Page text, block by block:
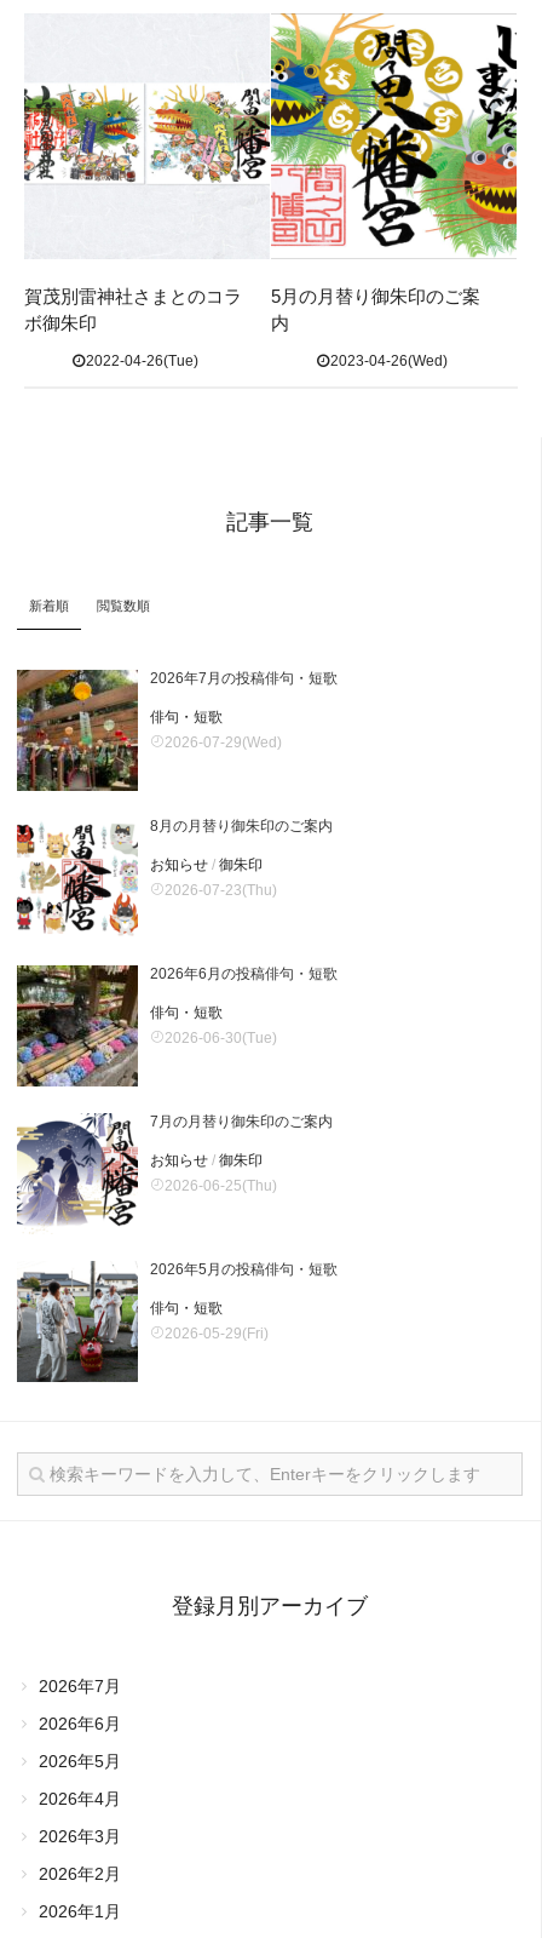
賀茂別雷神社さまとのコラ
ボ御朱印
2022-04-26(Tue)
5月の月替り御朱印のご案
内
2023-04-26(Wed)
記事一覧
新着順 閲覧数順
2026年7月の投稿俳句・短歌
俳句・短歌
2026-07-29(Wed)
8月の月替り御朱印のご案内
お知らせ / 御朱印
2026-07-23(Thu)
2026年6月の投稿俳句・短歌
俳句・短歌
2026-06-30(Tue)
7月の月替り御朱印のご案内
お知らせ / 御朱印
2026-06-25(Thu)
2026年5月の投稿俳句・短歌
俳句・短歌
2026-05-29(Fri)
登録月別アーカイブ
2026年7月
2026年6月
2026年5月
2026年4月
2026年3月
2026年2月
2026年1月